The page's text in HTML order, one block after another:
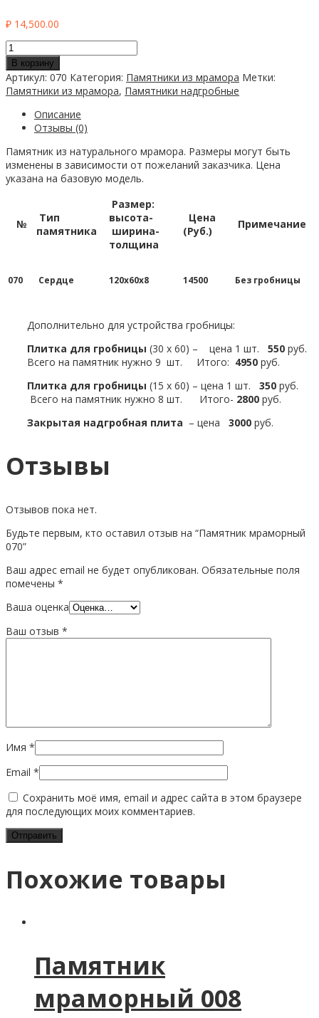
₽ 14,500.00
Количество
Памятник
мраморный
070
В корзину
Артикул: 070 Категория: Памятники из мрамора Метки:
Памятники из мрамора, Памятники надгробные
Описание
Отзывы (0)
Памятник из натурального мрамора. Размеры могут быть
изменены в зависимости от пожеланий заказчика. Цена
указана на базовую модель.
№
Тип
памятника
Размер:
высота-
ширина-
толщина
Цена
(Руб.)
Примечание
070 Сердце 120х60х8 14500 Без гробницы
Дополнительно для устройства гробницы:
Плитка для гробницы (30 х 60) – цена 1 шт. 550 руб.
Всего на памятник нужно 9 шт. Итого: 4950 руб.
Плитка для гробницы (15 х 60) – цена 1 шт. 350 руб.
Всего на памятник нужно 8 шт. Итого- 2800 руб.
Закрытая надгробная плита – цена 3000 руб.
Отзывы
Отзывов пока нет.
Будьте первым, кто оставил отзыв на “Памятник мраморный
070”
Ваш адрес email не будет опубликован. Обязательные поля
помечены *
Ваша оценка
Ваш отзыв *
Имя *
Email *
Сохранить моё имя, email и адрес сайта в этом браузере
для последующих моих комментариев.
Похожие товары
Памятник
мраморный 008